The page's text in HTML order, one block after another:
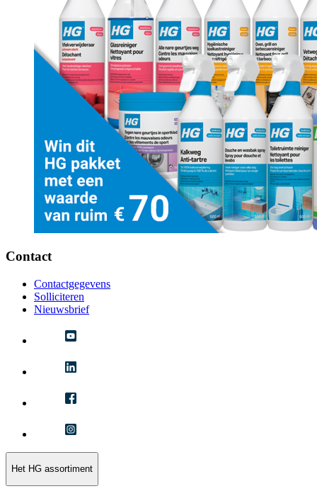
Contact
Contactgegevens
Solliciteren
Nieuwsbrief
Het HG assortiment